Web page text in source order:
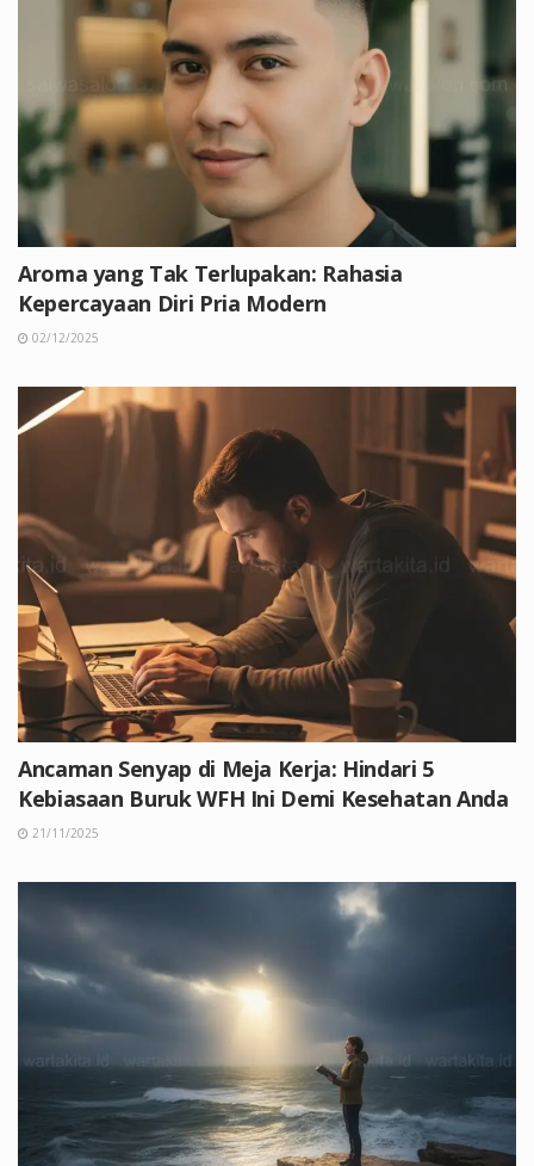
Aroma yang Tak Terlupakan: Rahasia
Kepercayaan Diri Pria Modern
02/12/2025
Ancaman Senyap di Meja Kerja: Hindari 5
Kebiasaan Buruk WFH Ini Demi Kesehatan Anda
21/11/2025